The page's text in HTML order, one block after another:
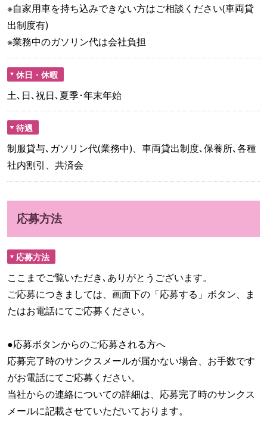
※自家用車を持ち込みできない方はご相談ください(車両貸
出制度有)
※業務中のガソリン代は会社負担
休日・休暇
土､日､祝日､夏季･年末年始
待遇
制服貸与､ガソリン代(業務中)、車両貸出制度､保養所､各種
社内割引、共済会
応募方法
応募方法
ここまでご覧いただき､ありがとうございます。
ご応募につきましては、画面下の「応募する」ボタン、ま
たはお電話にてご応募ください。
●応募ボタンからのご応募される方へ
応募完了時のサンクスメールが届かない場合、お手数です
がお電話にてご応募ください。
当社からの連絡についての詳細は、応募完了時のサンクス
メールに記載させていただいております。